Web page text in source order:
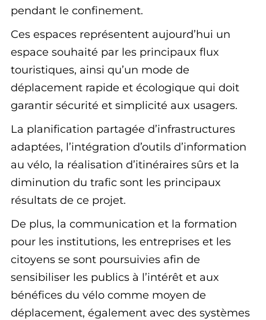
pendant le confinement.
Ces espaces représentent aujourd’hui un
espace souhaité par les principaux flux
touristiques, ainsi qu’un mode de
déplacement rapide et écologique qui doit
garantir sécurité et simplicité aux usagers.
La planification partagée d’infrastructures
adaptées, l’intégration d’outils d’information
au vélo, la réalisation d’itinéraires sûrs et la
diminution du trafic sont les principaux
résultats de ce projet.
De plus, la communication et la formation
pour les institutions, les entreprises et les
citoyens se sont poursuivies afin de
sensibiliser les publics à l’intérêt et aux
bénéfices du vélo comme moyen de
déplacement, également avec des systèmes